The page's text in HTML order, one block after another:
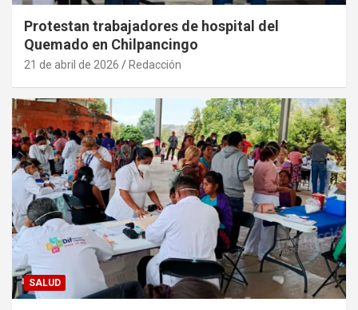
Protestan trabajadores de hospital del
Quemado en Chilpancingo
21 de abril de 2026 Redacción
SALUD